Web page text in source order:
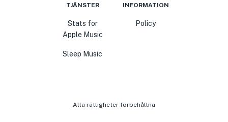
TJÄNSTER
Stats for
Apple Music
Sleep Music
INFORMATION
Policy
Alla rättigheter förbehållna